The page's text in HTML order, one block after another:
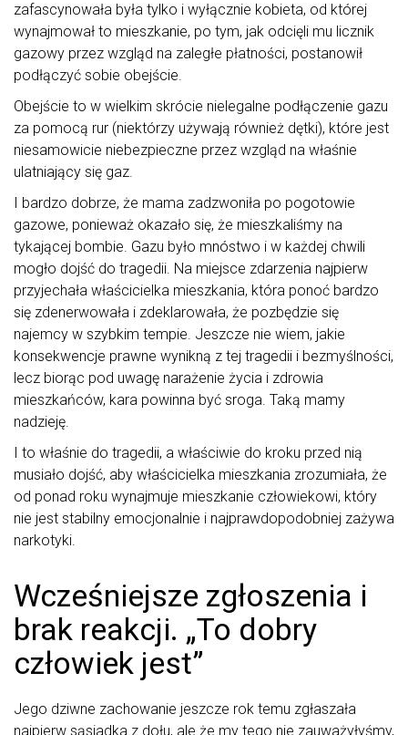
zafascynowała była tylko i wyłącznie kobieta, od której
wynajmował to mieszkanie, po tym, jak odcięli mu licznik
gazowy przez wzgląd na zaległe płatności, postanowił
podłączyć sobie obejście.
Obejście to w wielkim skrócie nielegalne podłączenie gazu
za pomocą rur (niektórzy używają również dętki), które jest
niesamowicie niebezpieczne przez wzgląd na właśnie
ulatniający się gaz.
I bardzo dobrze, że mama zadzwoniła po pogotowie
gazowe, ponieważ okazało się, że mieszkaliśmy na
tykającej bombie. Gazu było mnóstwo i w każdej chwili
mogło dojść do tragedii. Na miejsce zdarzenia najpierw
przyjechała właścicielka mieszkania, która ponoć bardzo
się zdenerwowała i zdeklarowała, że pozbędzie się
najemcy w szybkim tempie. Jeszcze nie wiem, jakie
konsekwencje prawne wynikną z tej tragedii i bezmyślności,
lecz biorąc pod uwagę narażenie życia i zdrowia
mieszkańców, kara powinna być sroga. Taką mamy
nadzieję.
I to właśnie do tragedii, a właściwie do kroku przed nią
musiało dojść, aby właścicielka mieszkania zrozumiała, że
od ponad roku wynajmuje mieszkanie człowiekowi, który
nie jest stabilny emocjonalnie i najprawdopodobniej zażywa
narkotyki.
Wcześniejsze zgłoszenia i
brak reakcji. „To dobry
człowiek jest”
Jego dziwne zachowanie jeszcze rok temu zgłaszała
najpierw sąsiadka z dołu, ale że my tego nie zauważyłyśmy,